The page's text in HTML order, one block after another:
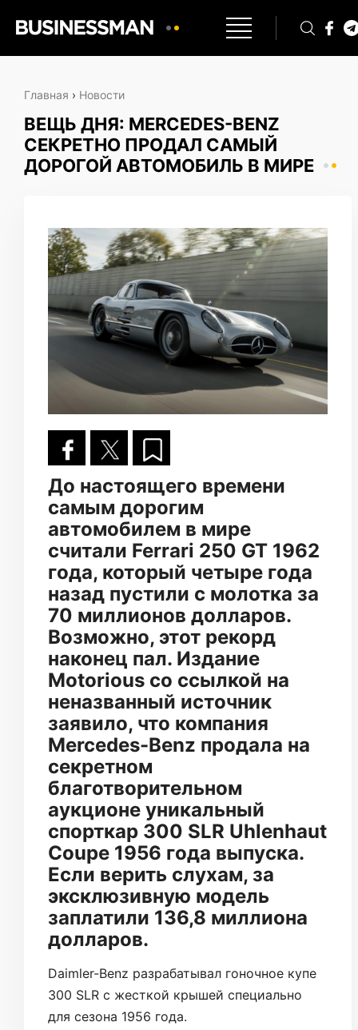
Главная › Новости
ВЕЩЬ ДНЯ: MERCEDES-BENZ
СЕКРЕТНО ПРОДАЛ САМЫЙ
ДОРОГОЙ АВТОМОБИЛЬ В МИРЕ
До настоящего времени
самым дорогим
автомобилем в мире
считали Ferrari 250 GT 1962
года, который четыре года
назад пустили с молотка за
70 миллионов долларов.
Возможно, этот рекорд
наконец пал. Издание
Motorious со ссылкой на
неназванный источник
заявило, что компания
Mercedes-Benz продала на
секретном
благотворительном
аукционе уникальный
спорткар 300 SLR Uhlenhaut
Coupe 1956 года выпуска.
Если верить слухам, за
эксклюзивную модель
заплатили 136,8 миллиона
долларов.
Daimler-Benz разрабатывал гоночное купе
300 SLR с жесткой крышей специально
для сезона 1956 года.